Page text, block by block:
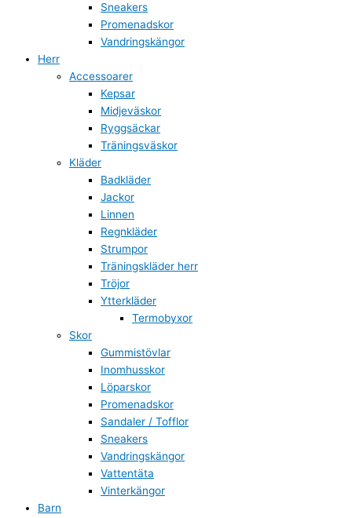
Sneakers
Promenadskor
Vandringskängor
Herr
Accessoarer
Kepsar
Midjeväskor
Ryggsäckar
Träningsväskor
Kläder
Badkläder
Jackor
Linnen
Regnkläder
Strumpor
Träningskläder herr
Tröjor
Ytterkläder
Termobyxor
Skor
Gummistövlar
Inomhusskor
Löparskor
Promenadskor
Sandaler / Tofflor
Sneakers
Vandringskängor
Vattentäta
Vinterkängor
Barn